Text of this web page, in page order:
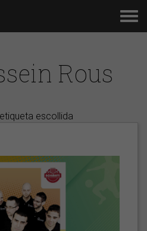
Rous
escollida